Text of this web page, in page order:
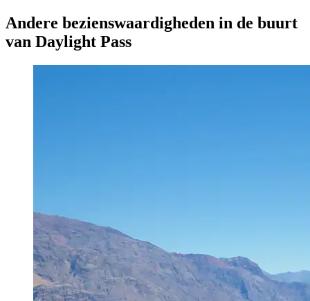
Andere bezienswaardigheden in de buurt
van Daylight Pass